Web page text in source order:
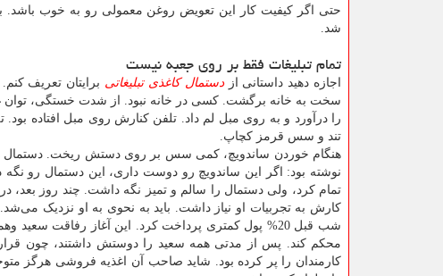
حتی اگر کیفیت کار این تعویض روغن معمولی رو به خوب باشد.
شد.
تمام تبلیغات فقط بر روی جعبه نیست
اجازه دهید داستانی ازدستمال کاغذی تبلیغاتی برایتان تعریف
سخت به خانه برگشت. کسی در خانه نبود. از شدت خستگی،
را درآورد و به روی مبل لم داد. تلفن کنارش روی مبل افتاده
تند و سس قرمز کچاپ.
هنگام خوردن ساندویچ، کمی سس بر روی دستش ریخت. دستمال
تمام کرد، ولی دستمال را سالم و تمیز نگه داشت. چند روز بعد،
کارش به تجربیات او نیاز داشت. باید به نحوی به او نزدیک
شب قبل 20% پول کمتری پرداخت کرد. این آغاز رفاقت
محکم کند. پس از مدتی همه سعید را دوستش داشتند، چون
کارمندان را پر کرده بود. شاید صاحب آن اغذیه فروشی هرگز